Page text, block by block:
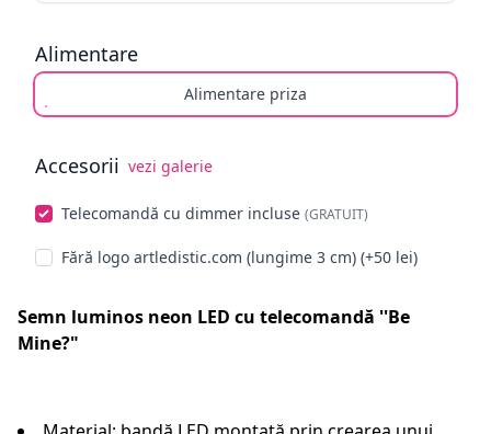
Alimentare
Alimentare priza
Accesorii vezi galerie
Telecomandă cu dimmer incluse (GRATUIT)
Fără logo artledistic.com (lungime 3 cm) (+50 lei)
Semn luminos neon LED cu telecomandă ''Be
Mine?"